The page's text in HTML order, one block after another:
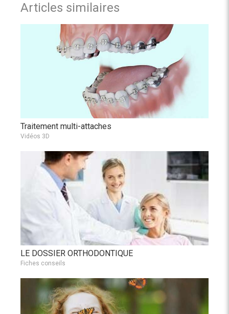
Articles similaires
Traitement multi-attaches
Vidéos 3D
LE DOSSIER ORTHODONTIQUE
Fiches conseils